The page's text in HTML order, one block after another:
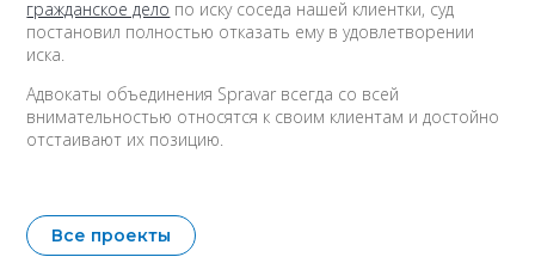
гражданское дело по иску соседа нашей клиентки, суд
постановил полностью отказать ему в удовлетворении
иска.
Адвокаты объединения Spravar всегда со всей
внимательностью относятся к своим клиентам и достойно
отстаивают их позицию.
Все проекты